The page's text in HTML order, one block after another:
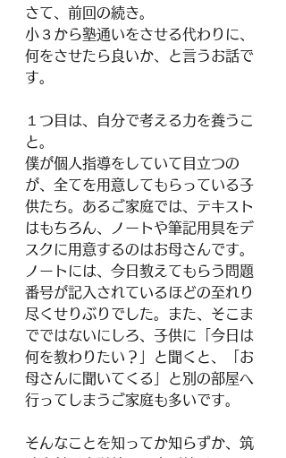
さて、前回の続き。
小３から塾通いをさせる代わりに、
何をさせたら良いか、と言うお話で
す。
１つ目は、自分で考える力を養うこ
と。
僕が個人指導をしていて目立つの
が、全てを用意してもらっている子
供たち。あるご家庭では、テキスト
はもちろん、ノートや筆記用具をデ
スクに用意するのはお母さんです。
ノートには、今日教えてもらう問題
番号が記入されているほどの至れり
尽くせりぶりでした。また、そこま
でではないにしろ、子供に「今日は
何を教わりたい？」と聞くと、「お
母さんに聞いてくる」と別の部屋へ
行ってしまうご家庭も多いです。
そんなことを知ってか知らずか、筑